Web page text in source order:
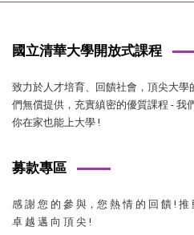
國立清華大學開放式課程
致力於人才培育、回饋社會，頂尖大學
們無償提供，充實縝密的優質課程 - 我
你在家也能上大學 !
募款專區
感 謝 您 的 參 與，您 熱 情 的 回 饋 ! 推
卓 越 邁 向 頂 尖 !